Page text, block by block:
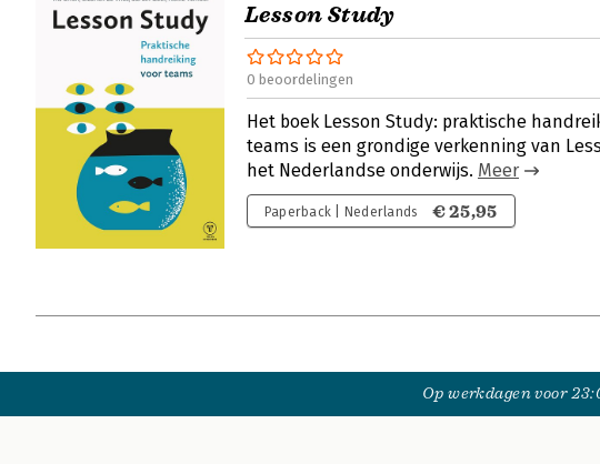
Lesson Study
0 beoordelingen
Het boek Lesson Study: praktische
teams is een grondige verkenning van
het Nederlandse onderwijs. Meer
Paperback | Nederlands € 25,95
Op werkdagen voor